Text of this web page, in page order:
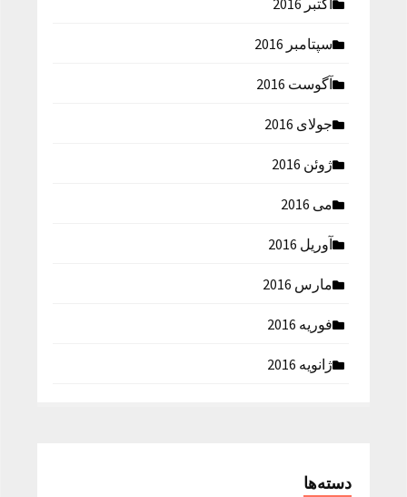
اکتبر 2016
سپتامبر 2016
آگوست 2016
جولای 2016
ژوئن 2016
می 2016
آوریل 2016
مارس 2016
فوریه 2016
ژانویه 2016
دسته‌ها